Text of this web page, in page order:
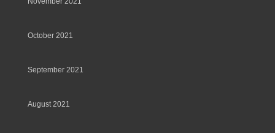
October 2021
September 2021
August 2021